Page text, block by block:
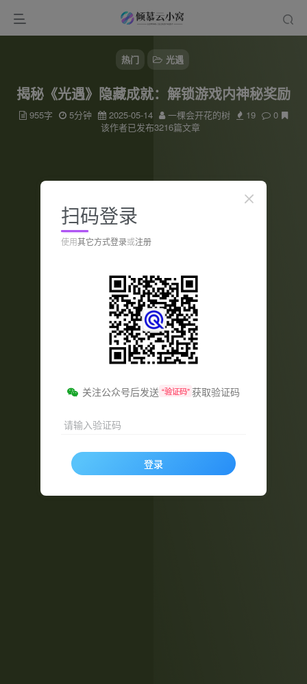
热门 光遇
揭秘《光遇》隐藏成就：解锁游戏内神秘奖励
955字 5分钟 2025-05-14 一棵会开花的树 19
0
该作者已发布3216篇文章
扫码登录
使用其它方式登录或注册
关注公众号后发送 “验证码” 获取验证码
请输入验证码
登录